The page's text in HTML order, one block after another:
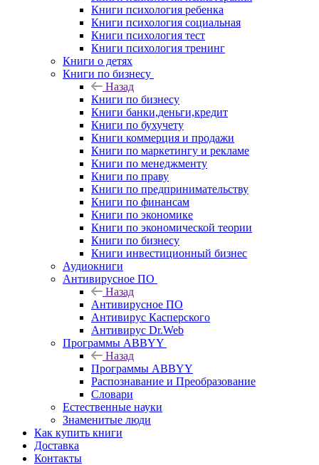
Книги психология ребенка
Книги психология социальная
Книги психология тест
Книги психология тренинг
Книги о детях
Книги по бизнесу
Назад
Книги по бизнесу
Книги банки,деньги,кредит
Книги по бухучету
Книги коммерция и продажи
Книги по маркетингу и рекламе
Книги по менеджменту
Книги по праву
Книги по предпринимательству
Книги по финансам
Книги по экономике
Книги по экономической теории
Книги по бизнесу
Книги инвестиционный бизнес
Аудиокниги
Антивирусное ПО
Назад
Антивирусное ПО
Антивирус Касперского
Антивирус Dr.Web
Программы ABBYY
Назад
Программы ABBYY
Распознавание и Преобразование
Словари
Естественные науки
Знаменитые люди
Как купить книги
Доставка
Контакты